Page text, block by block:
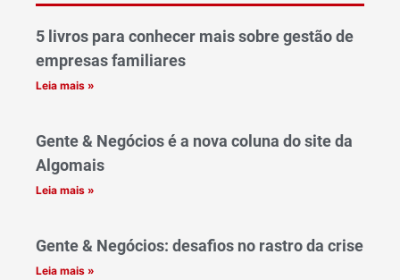
5 livros para conhecer mais sobre gestão de
empresas familiares
Leia mais »
Gente & Negócios é a nova coluna do site da
Algomais
Leia mais »
Gente & Negócios: desafios no rastro da crise
Leia mais »